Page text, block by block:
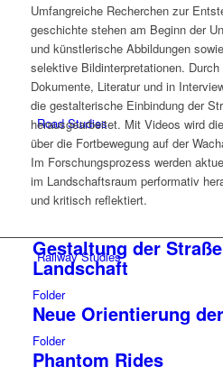
RoadStudies
RailwayStudies
Umfangreiche Recherchen zur
geschichte stehen am Beginn der
und künstlerische Abbildungen
selektive Bildinterpretationen.
Dokumente, Literatur und in
die gestalterische Einbindung der
herausgearbeitet. Mit Videos wird
über die Fortbewegung auf der
Im Forschungsprozess werden
im Landschaftsraum performativ
und kritisch reflektiert.
Gestaltung der
Landschaft
Folder
Neue Orientierung
Folder
Phantom Rides